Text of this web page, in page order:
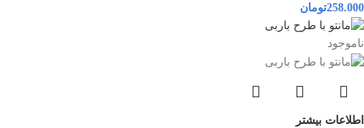
258.000تومان
ناموجود
اطلاعات بیشتر